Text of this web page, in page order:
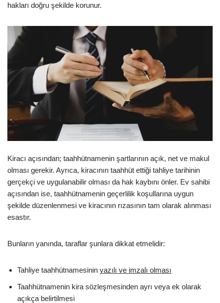
hakları doğru şekilde korunur.
Kiracı açısından; taahhütnamenin şartlarının açık, net ve makul
olması gerekir. Ayrıca, kiracının taahhüt ettiği tahliye tarihinin
gerçekçi ve uygulanabilir olması da hak kaybını önler. Ev sahibi
açısından ise, taahhütnamenin geçerlilik koşullarına uygun
şekilde düzenlenmesi ve kiracının rızasının tam olarak alınması
esastır.
Bunların yanında, taraflar şunlara dikkat etmelidir:
Tahliye taahhütnamesinin yazılı ve imzalı olması
Taahhütnamenin kira sözleşmesinden ayrı veya ek olarak
açıkça belirtilmesi